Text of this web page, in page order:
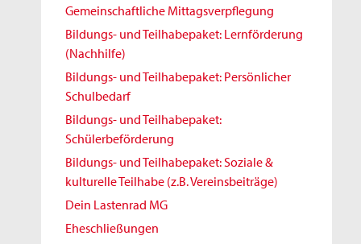
Gemeinschaftliche Mittagsverpflegung
Bildungs- und Teilhabepaket: Lernförderung
(Nachhilfe)
Bildungs- und Teilhabepaket: Persönlicher
Schulbedarf
Bildungs- und Teilhabepaket:
Schülerbeförderung
Bildungs- und Teilhabepaket: Soziale &
kulturelle Teilhabe (z.B. Vereinsbeiträge)
Dein Lastenrad MG
Eheschließungen